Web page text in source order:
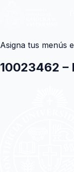
Asigna tus menús
10023462 –